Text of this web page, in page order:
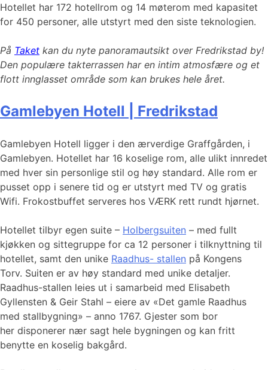
Hotellet har 172 hotellrom og 14 møterom med kapasitet
for 450 personer, alle utstyrt med den siste teknologien.
På Taket kan du nyte panoramautsikt over Fredrikstad by!
Den populære takterrassen har en intim atmosfære og et
flott innglasset område som kan brukes hele året.
Gamlebyen Hotell | Fredrikstad
Gamlebyen Hotell ligger i den ærverdige Graffgården, i
Gamlebyen. Hotellet har 16 koselige rom, alle ulikt innredet
med hver sin personlige stil og høy standard. Alle rom er
pusset opp i senere tid og er utstyrt med TV og gratis
Wifi. Frokostbuffet serveres hos VÆRK rett rundt hjørnet.
Hotellet tilbyr egen suite – Holbergsuiten – med fullt
kjøkken og sittegruppe for ca 12 personer i tilknyttning til
hotellet, samt den unike Raadhus- stallen på Kongens
Torv. Suiten er av høy standard med unike detaljer.
Raadhus-stallen leies ut i samarbeid med Elisabeth
Gyllensten & Geir Stahl – eiere av «Det gamle Raadhus
med stallbygning» – anno 1767. Gjester som bor
her disponerer nær sagt hele bygningen og kan fritt
benytte en koselig bakgård.